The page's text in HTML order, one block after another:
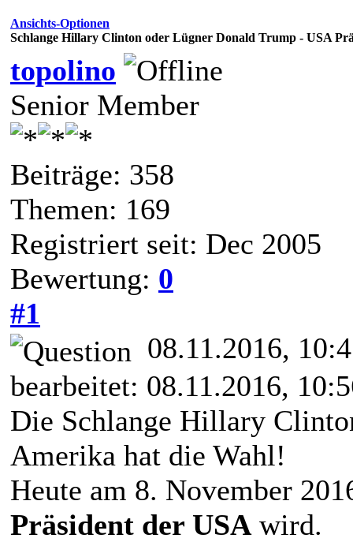
Ansichts-Optionen
Schlange Hillary Clinton oder Lügner Donald Trump - USA
topolino
Senior Member
Beiträge: 358
Themen: 169
Registriert seit: Dec 2005
Bewertung: 0
#1
08.11.2016,
bearbeitet: 08.11.2016,
Die Schlange Hillary
Amerika hat die Wahl!
Heute am 8. November
Präsident der USA wird.